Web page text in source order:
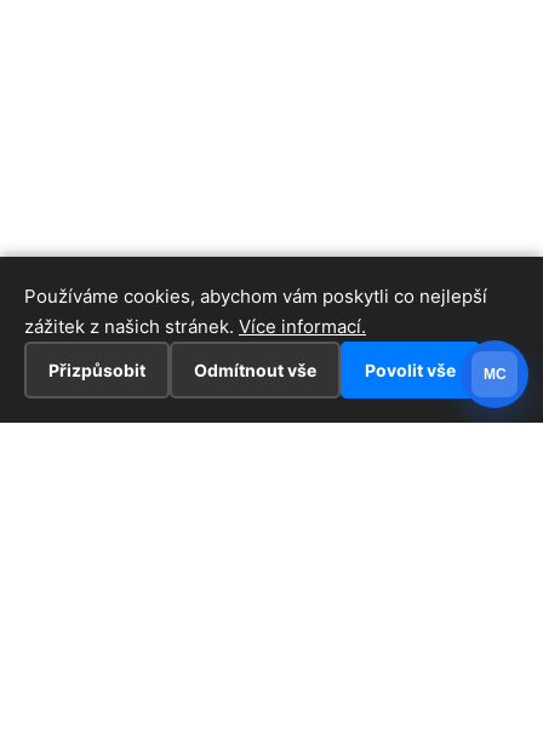
Používáme cookies, abychom vám poskytli co nejlepší
zážitek z našich stránek. Více informací.
Přizpůsobit Odmítnout vše Povolit vše MC